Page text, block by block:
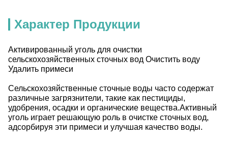
Характер Продукции
Активированный уголь для очистки
сельскохозяйственных сточных вод Очистить воду
Удалить примеси
Сельскохозяйственные сточные воды часто содержат
различные загрязнители, такие как пестициды,
удобрения, осадки и органические вещества.Активный
уголь играет решающую роль в очистке сточных вод,
адсорбируя эти примеси и улучшая качество воды.